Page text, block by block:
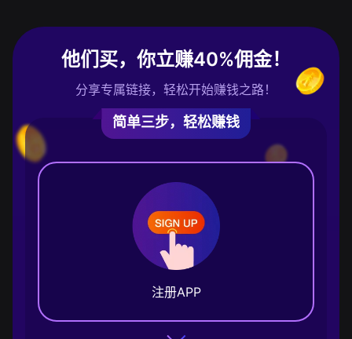
他们买，你立赚40%佣金！
分享专属链接，轻松开始赚钱之路！
简单三步，轻松赚钱
注册APP